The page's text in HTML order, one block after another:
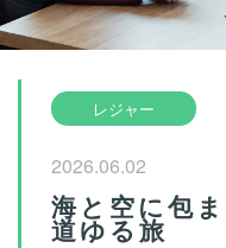
レジャー
2026.06.02
海と空に包
道ゆる旅